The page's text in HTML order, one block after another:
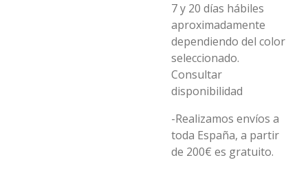
7 y 20 días hábiles
aproximadamente
dependiendo del color
seleccionado.
Consultar
disponibilidad
-Realizamos envíos a
toda España, a partir
de 200€ es gratuito.